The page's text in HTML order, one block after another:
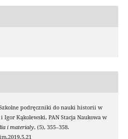
Szkolne podręczniki do nauki historii w
Igor Kąkolewski, PAN Stacja Naukowa w
i materiały, (5), 355–358.